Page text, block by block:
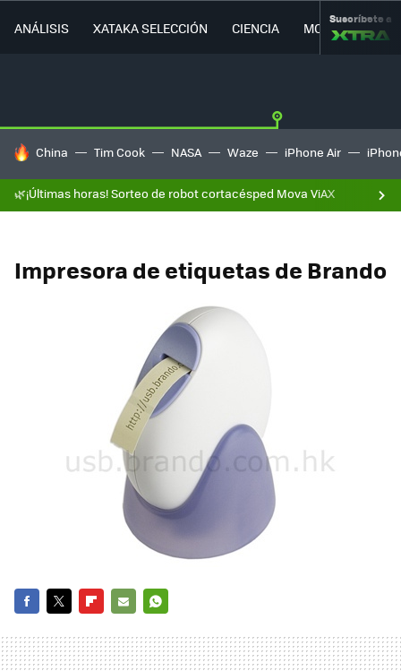
ANÁLISIS XATAKA SELECCIÓN CIENCIA MOVILIDAD
Suscríbete a
HOY SE HABLA DE
China Tim Cook NASA Waze iPhone Air
🌿¡Últimas horas! Sorteo de robot cortacésped Mova ViAX
Impresora de etiquetas de Brando
MAIL